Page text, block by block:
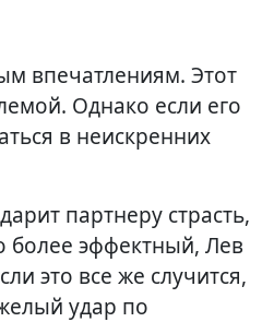
впечатлениям. Этот
Однако если его
в неискренних
партнеру страсть,
более эффектный, Лев
это все же случится,
удар по